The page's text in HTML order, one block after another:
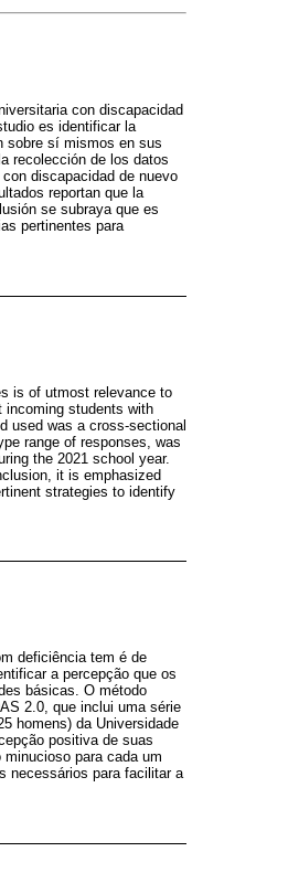
con discapacidad
es identificar la
sobre sí mismos en sus
recolección de los datos
discapacidad de nuevo
reportan que la
se subraya que es
pertinentes para
is of utmost relevance to
students with
used was a cross-sectional
range of responses, was
the 2021 school year.
it is emphasized
strategies to identify
deficiência tem é de
a percepção que os
básicas. O método
2.0, que inclui uma série
homens) da Universidade
positiva de suas
para cada um
necessários para facilitar a